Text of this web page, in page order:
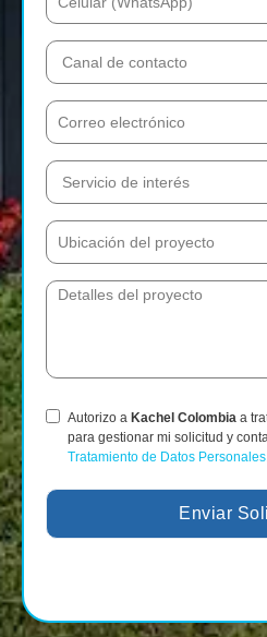
Autorizo a Kachel Colombia a
para gestionar mi solicitud y
Tratamiento de Datos Personales
Enviar